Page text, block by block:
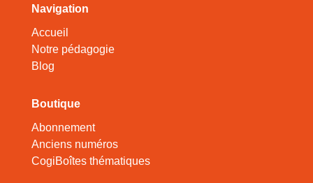
Navigation
Accueil
Notre pédagogie
Blog
Boutique
Abonnement
Anciens numéros
CogiBoîtes thématiques